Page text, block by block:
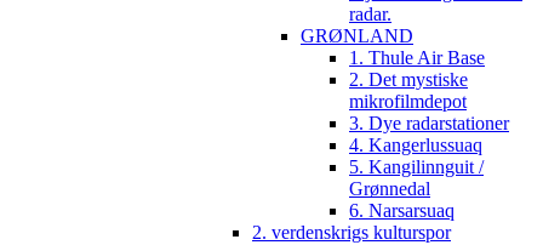
radar.
GRØNLAND
1. Thule Air Base
2. Det mystiske
mikrofilmdepot
3. Dye radarstationer
4. Kangerlussuaq
5. Kangilinnguit /
Grønnedal
6. Narsarsuaq
2. verdenskrigs kulturspor